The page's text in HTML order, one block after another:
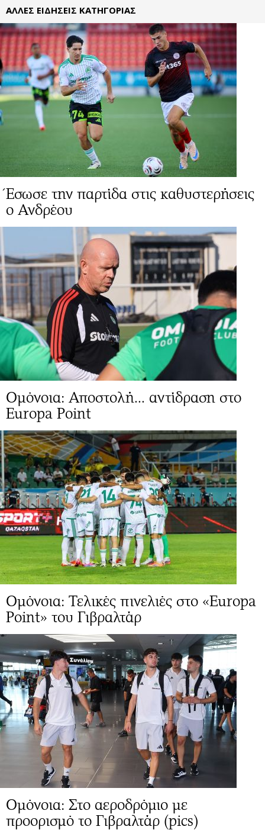
ΑΛΛΕΣ ΕΙΔΗΣΕΙΣ ΚΑΤΗΓΟΡΙΑΣ
Έσωσε την παρτίδα στις καθυστερήσεις
ο Ανδρέου
Ομόνοια: Αποστολή... αντίδραση στο
Europa Point
Ομόνοια: Τελικές πινελιές στο «Europa
Point» του Γιβραλτάρ
Ομόνοια: Στο αεροδρόμιο με
προορισμό το Γιβραλτάρ (pics)